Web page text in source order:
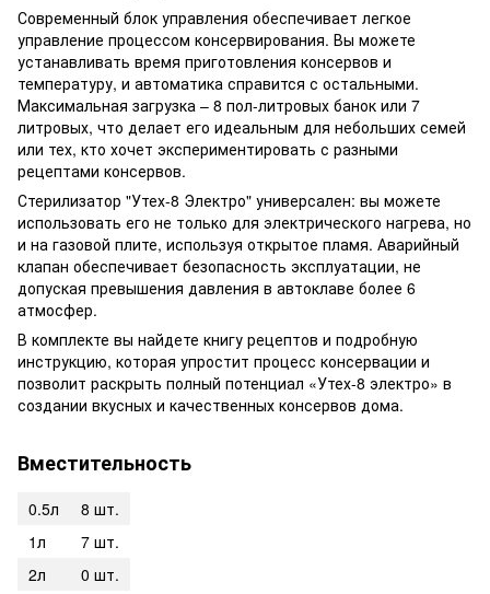
Современный блок управления обеспечивает легкое
управление процессом консервирования. Вы можете
устанавливать время приготовления консервов и
температуру, и автоматика справится с остальными.
Максимальная загрузка – 8 пол-литровых банок или 7
литровых, что делает его идеальным для небольших семей
или тех, кто хочет экспериментировать с разными
рецептами консервов.
Стерилизатор "Утех-8 Электро" универсален: вы можете
использовать его не только для электрического нагрева, но
и на газовой плите, используя открытое пламя. Аварийный
клапан обеспечивает безопасность эксплуатации, не
допуская превышения давления в автоклаве более 6
атмосфер.
В комплекте вы найдете книгу рецептов и подробную
инструкцию, которая упростит процесс консервации и
позволит раскрыть полный потенциал «Утех-8 электро» в
создании вкусных и качественных консервов дома.
Вместительность
0.5л
8 шт.
1л
7 шт.
2л
0 шт.